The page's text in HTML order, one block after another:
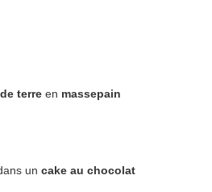
terre en massepain
un cake au chocolat